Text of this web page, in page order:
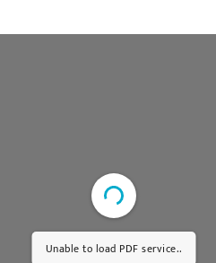
Unable to load PDF service..